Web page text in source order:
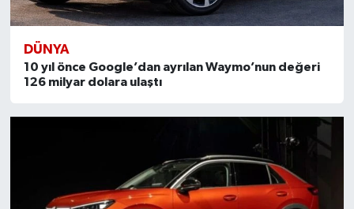
DÜNYA
10 yıl önce Google’dan ayrılan Waymo’nun değeri
126 milyar dolara ulaştı